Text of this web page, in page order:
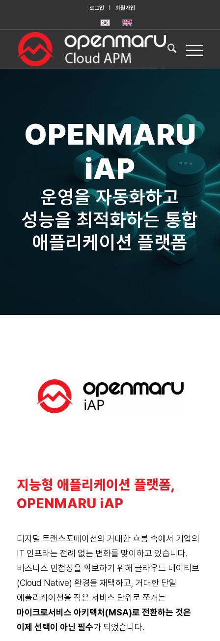
로그인 회원가입
OPENMARU
iAP
운영을 자동화하고
성능을 최적화하는 통합
애플리케이션 플랫폼
지능형 애플리케이션 플랫폼,
OPENMARU iAP
디지털 트랜스포메이션의 거대한 흐름 속에서 기업의
IT 인프라는 전례 없는 변화를 맞이하고 있습니다.
비즈니스 민첩성을 확보하기 위해 클라우드 네이티브
(Cloud Native) 환경을 채택하고, 거대한 단일
애플리케이션을 작은 서비스 단위로 쪼개는
마이크로서비스 아키텍처(MSA)로 전환하는 것은
이제 선택이 아닌 필수가 되었습니다.